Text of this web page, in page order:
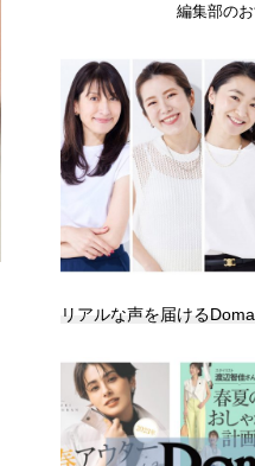
編集部の
リアルな声を届ける